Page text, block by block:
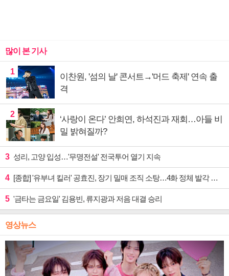
많이 본 기사
1
이찬원, '섬의 날' 콘서트→'머드 축제' 연속 출
격
2
‘사랑이 온다’ 안희연, 하석진과 재회…아들 비
밀 밝혀질까?
3 성리, 고양 입성…'무명전설' 전국투어 열기 지속
4 [종합] '유부녀 킬러' 공효진, 장기 밀매 조직 소탕…4화 정체 발각 위기 예고
5 '금타는 금요일' 김용빈, 류지광과 저음 대결 승리
영상뉴스